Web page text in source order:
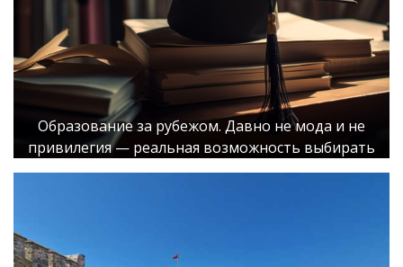
Образование за рубежом. Давно не мода и не
привилегия — реальная возможность выбирать